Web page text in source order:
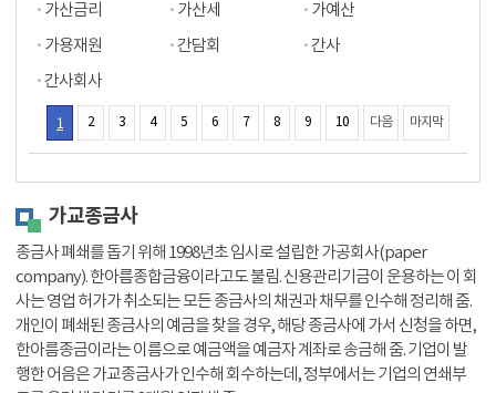
가산금리
가산세
가예산
가용재원
간담회
간사
간사회사
1 2 3 4 5 6 7 8 9 10 다음 마지막
가교종금사
종금사 폐쇄를 돕기 위해 1998년초 임시로 설립한 가공회사(paper
company). 한아름종합금융이라고도 불림. 신용관리기금이 운용하는 이 회
사는 영업 허가가 취소되는 모든 종금사의 채권과 채무를 인수해 정리해 줌.
개인이 폐쇄된 종금사의 예금을 찾을 경우, 해당 종금사에 가서 신청을 하면,
한아름종금이라는 이름으로 예금액을 예금자 계좌로 송금해 줌. 기업이 발
행한 어음은 가교종금사가 인수해 회수하는데, 정부에서는 기업의 연쇄부